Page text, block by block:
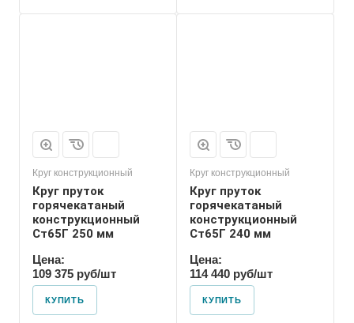
Круг конструкционный
Круг пруток
горячекатаный
конструкционный
Ст65Г 250 мм
Цена:
109 375 руб/шт
КУПИТЬ
Круг конструкционный
Круг пруток
горячекатаный
конструкционный
Ст65Г 240 мм
Цена:
114 440 руб/шт
КУПИТЬ